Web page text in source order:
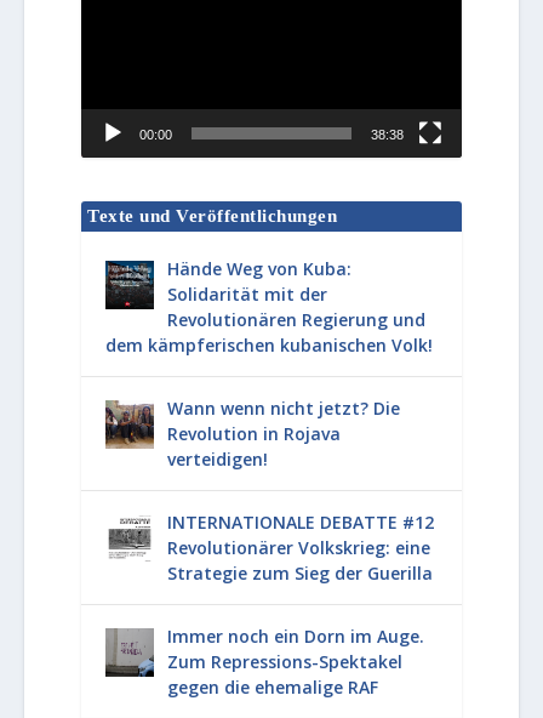
00:00 38:38
Texte und Veröffentlichungen
Hände Weg von Kuba:
Solidarität mit der
Revolutionären Regierung und
dem kämpferischen kubanischen Volk!
Wann wenn nicht jetzt? Die
Revolution in Rojava
verteidigen!
INTERNATIONALE DEBATTE #12
Revolutionärer Volkskrieg: eine
Strategie zum Sieg der Guerilla
Immer noch ein Dorn im Auge.
Zum Repressions-Spektakel
gegen die ehemalige RAF